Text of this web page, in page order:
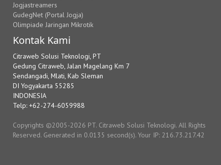
Jogjastreamers
GudegNet (Portal Jogja)
Olimpiade Jaringan Mikrotik
Kontak Kami
Citraweb Solusi Teknologi, PT
Gedung Citraweb, Jalan Magelang Km 7
Sendangadi, Mlati, Kab Sleman
DI Yogyakarta 55285
INDONESIA
Telp: +62-274-6059988
Copyrights ©2005-2026 PT. Citraweb Solusi Teknologi. All Rights
Reserved. Generated in 0.0135 second(s). Your IP: 216.73.217.42